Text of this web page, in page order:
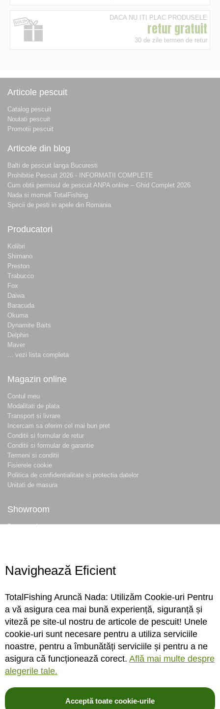
DACA NU ITI PLAC PRODUSELE
retur gratuit
30 de zile termen de retur
Articole pescuit
Catalog pescuit
Noutati pescuit
Promotii pescuit
Articole din blog
Balti de pescuit langa Bucuresti
Prohibitie Pescuit 2026 - INFORMATII COMPLETE
Cum obtii permisul de pescuit ANPA online – Ghid Complet 2026
Nada si momeli TotalFishing
Specii de pesti in apele din Romania
Producatori
Kolibri
Shimano
Preston
Trabucco
Fox
Daiwa
Baracuda
Okuma
Dynamite Baits
Delphin
Maver
... vezi lista completa
Magazin online
Contul meu
Modalitati de plata
Transport si livrare
Incercam sa oferim cel mai bun pret
Conditii si formular de retur
Conditii si formular de garantie
Termeni si conditii
Fisierele cookie
Politica de confidentialitate si protectia datelor
Unitati de masura
Showroom
Despre noi
Conecteaza-te
Sa ne cunoastem mai bine. Vino alaturi de noi pe reteaua ta preferata. Te
asteptam cu stiri, surprize, concursuri, premii ...
Navighează Eficient
TotalFishing Aruncă Nada: Utilizăm Cookie-uri Pentru
a vă asigura cea mai bună experiență, siguranță și
viteză pe site-ul nostru de articole de pescuit! Unele
cookie-uri sunt necesare pentru a utiliza serviciile
noastre, pentru a îmbunătăți serviciile și pentru a ne
asigura că funcționează corect. Află mai multe despre
alegerile tale.
Acceptă toate cookie-urile